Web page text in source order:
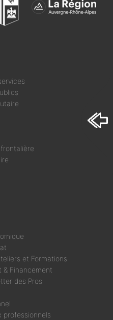
et Formations
& Financement
des Pros
professionnels